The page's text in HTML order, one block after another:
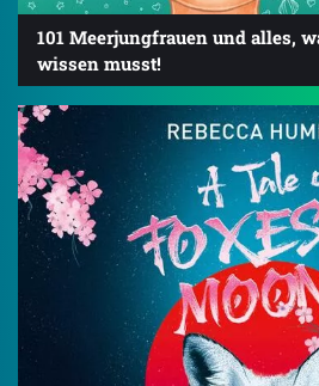
101 Meerjungfrauen und alles,
wissen musst!